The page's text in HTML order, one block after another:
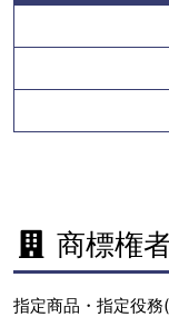
商標権
指定商品・指定役